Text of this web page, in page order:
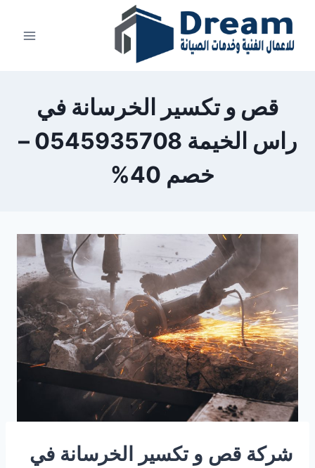
content
قص و تكسير الخرسانة في
راس الخيمة 0545935708 –
خصم 40%
شركة قص و تكسير الخرسانة في